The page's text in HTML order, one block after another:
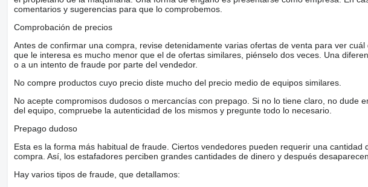
comentarios y sugerencias para que lo comprobemos.
Comprobación de precios
Antes de confirmar una compra, revise detenidamente varias ofertas de venta para ver
que le interesa es mucho menor que el de ofertas similares, piénselo dos veces. Una
o a un intento de fraude por parte del vendedor.
No compre productos cuyo precio diste mucho del precio medio de equipos similares.
No acepte compromisos dudosos o mercancías con prepago. Si no lo tiene claro, no dude
del equipo, compruebe la autenticidad de los mismos y pregunte todo lo necesario.
Prepago dudoso
Esta es la forma más habitual de fraude. Ciertos vendedores pueden requerir una
compra. Así, los estafadores perciben grandes cantidades de dinero y después
Hay varios tipos de fraude, que detallamos: